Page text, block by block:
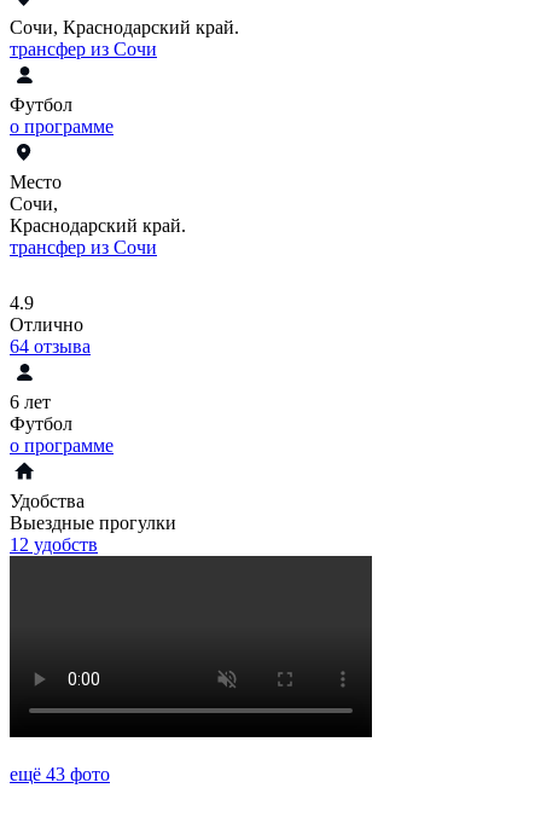
Сочи, Краснодарский край.
трансфер из Сочи
Футбол
о программе
Место
Сочи,
Краснодарский край.
трансфер из Сочи
4.9
Отлично
64 отзыва
6 лет
Футбол
о программе
Удобства
Выездные прогулки
12 удобств
ещё 43 фото